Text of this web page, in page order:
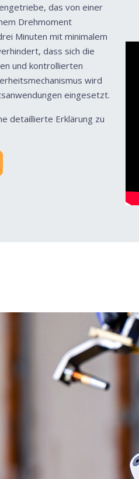
das von einer
Drehmoment
Minuten mit minimalem
dass sich die
und kontrollierten
wird
eingesetzt.
detaillierte Erklärung zu